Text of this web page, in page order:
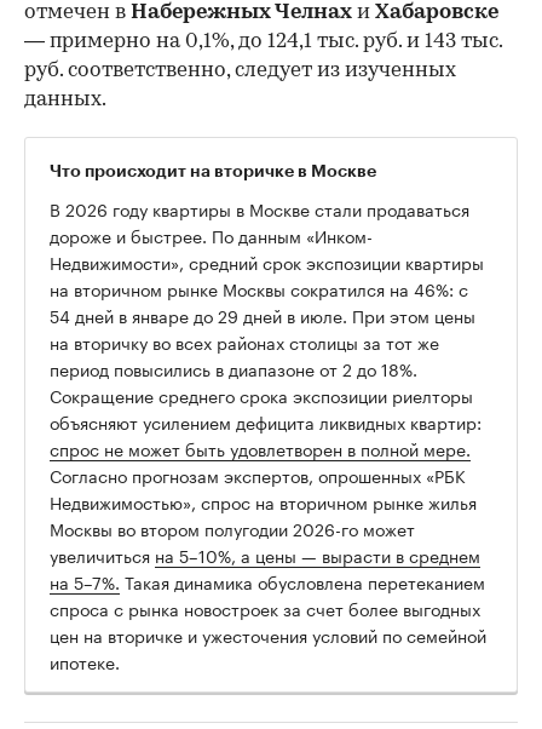
отмечен в Набережных Челнах и Хабаровске
— примерно на 0,1%, до 124,1 тыс. руб. и 143 тыс.
руб. соответственно, следует из изученных
данных.
Что происходит на вторичке в Москве
В 2026 году квартиры в Москве стали продаваться
дороже и быстрее. По данным «Инком-
Недвижимости», средний срок экспозиции квартиры
на вторичном рынке Москвы сократился на 46%: с
54 дней в январе до 29 дней в июле. При этом цены
на вторичку во всех районах столицы за тот же
период повысились в диапазоне от 2 до 18%.
Сокращение среднего срока экспозиции риелторы
объясняют усилением дефицита ликвидных квартир:
спрос не может быть удовлетворен в полной мере.
Согласно прогнозам экспертов, опрошенных «РБК
Недвижимостью», спрос на вторичном рынке жилья
Москвы во втором полугодии 2026-го может
увеличиться на 5–10%, а цены — вырасти в среднем
на 5–7%. Такая динамика обусловлена перетеканием
спроса с рынка новостроек за счет более выгодных
цен на вторичке и ужесточения условий по семейной
ипотеке.